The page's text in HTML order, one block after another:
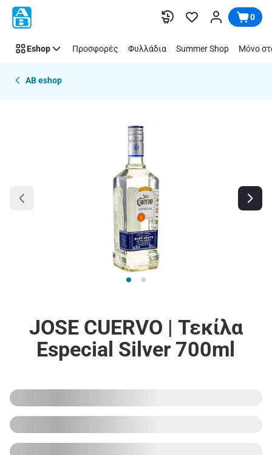
Παράλειψη 0
Eshop Προσφορές Φυλλάδια Summer Shop Μόνο
AB eshop
JOSE CUERVO | Τεκίλα
Especial Silver 700ml